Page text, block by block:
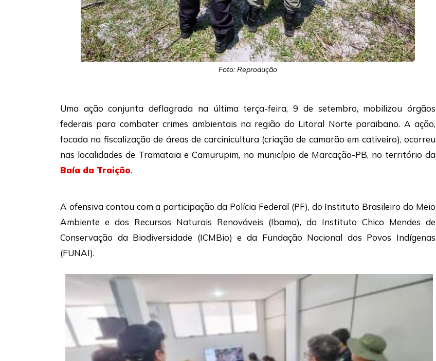
Foto: Reprodução
Uma ação conjunta deflagrada na última terça-feira, 9 de setembro, mobilizou órgãos
federais para combater crimes ambientais na região do Litoral Norte paraibano. A ação,
focada na fiscalização de áreas de carcinicultura (criação de camarão em cativeiro), ocorreu
nas localidades de Tramataia e Camurupim, no município de Marcação-PB, no território da
Baía da Traição.
A ofensiva contou com a participação da Polícia Federal (PF), do Instituto Brasileiro do Meio
Ambiente e dos Recursos Naturais Renováveis (Ibama), do Instituto Chico Mendes de
Conservação da Biodiversidade (ICMBio) e da Fundação Nacional dos Povos Indígenas
(FUNAI).